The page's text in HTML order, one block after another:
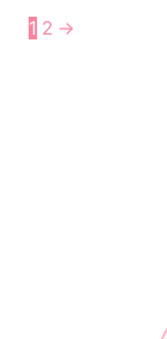
1 2 →